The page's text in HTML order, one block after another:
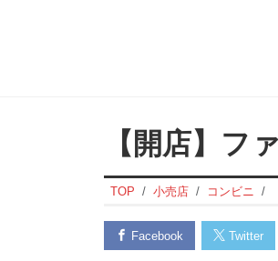
【開店】フ
TOP 小売店 コンビニ
Facebook Twitter